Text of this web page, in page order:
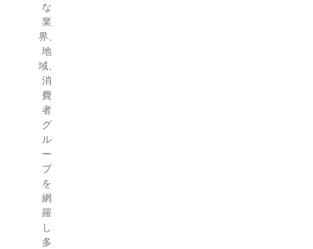
な
業
界、
地
域、
消
費
者
グ
ル
ー
プ
を
網
羅
し
多